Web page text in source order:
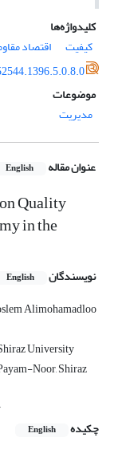
کلیدواژه‌ها
کیفیت
اقتصاد
موضوعات
مدیریت
عنوان مقاله English
Quality
in the
نویسندگان English
Alimohamadloo
University
Noor, Shiraz
چکیده
English